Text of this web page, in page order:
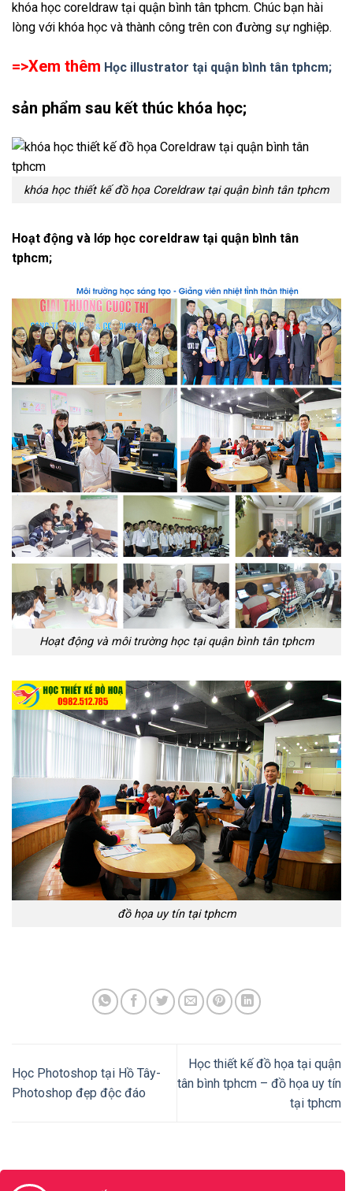
khóa học coreldraw tại quận bình tân tphcm. Chúc bạn hài
lòng với khóa học và thành công trên con đường sự nghiệp.
=>Xem thêm Học illustrator tại quận bình tân tphcm;
sản phẩm sau kết thúc khóa học;
khóa học thiết kế đồ họa Coreldraw tại quận bình tân tphcm
Hoạt động và lớp học coreldraw tại quận bình tân
tphcm;
Hoạt động và môi trường học tại quận bình tân tphcm
đồ họa uy tín tại tphcm
Học Photoshop tại Hồ Tây-
Photoshop đẹp độc đáo
Học thiết kế đồ họa tại quận
tân bình tphcm – đồ họa uy tín
tại tphcm